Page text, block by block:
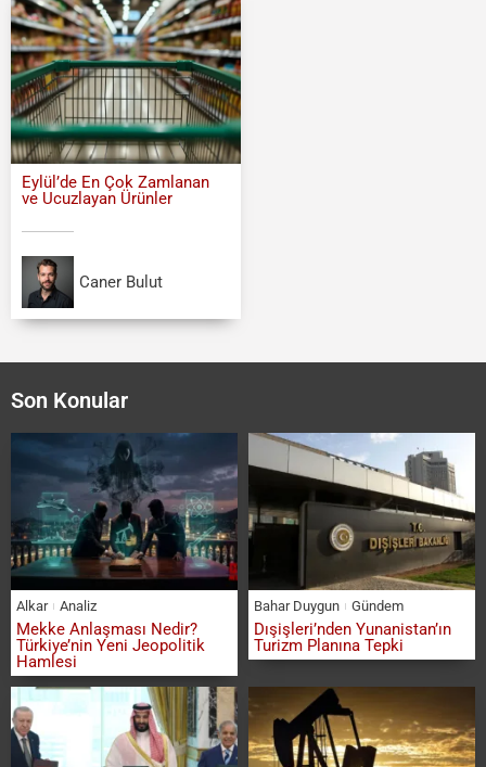
Eylül’de En Çok Zamlanan
ve Ucuzlayan Ürünler
Caner Bulut
Son Konular
Alkar Analiz
Mekke Anlaşması Nedir?
Türkiye’nin Yeni Jeopolitik
Hamlesi
Bahar Duygun Gündem
Dışişleri’nden Yunanistan’ın
Turizm Planına Tepki